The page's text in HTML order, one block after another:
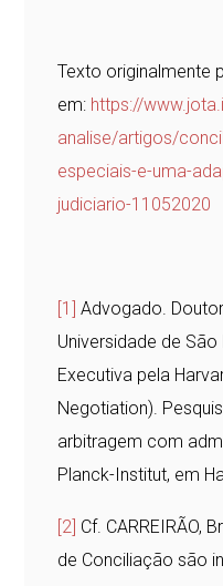
Texto originalmente
em: https://
analise/artigos/
especiais-e-uma-
judiciario-11052020
[1]
Advogado.
Universidade de
Executiva pela
Negotiation).
arbitragem com
Planck-Institut, em
[2] Cf. CARREIRÃO,
de Conciliação são